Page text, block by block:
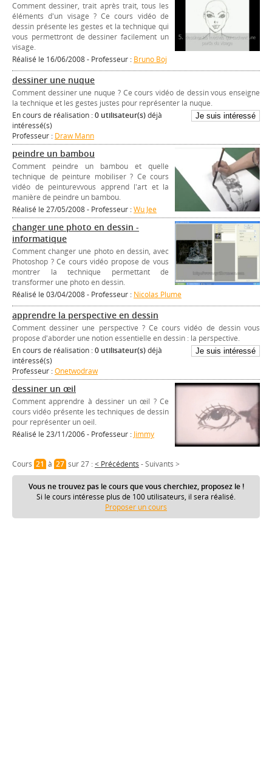
Comment dessiner, trait après trait, tous les
éléments d'un visage ? Ce cours vidéo de
dessin présente les gestes et la technique qui
vous permettront de dessiner facilement un
visage.
Réalisé le 16/06/2008 - Professeur : Bruno Boj
dessiner une nuque
Comment dessiner une nuque ? Ce cours vidéo de dessin vous enseigne
la technique et les gestes justes pour représenter la nuque.
En cours de réalisation :0 utilisateur(s)déjà
intéressé(s)
Professeur : Draw Mann
peindre un bambou
Comment peindre un bambou et quelle
technique de peinture mobiliser ? Ce cours
vidéo de peinturevvous apprend l'art et la
manière de peindre un bambou.
Réalisé le 27/05/2008 - Professeur :Wu Jee
changer une photo en dessin -
informatique
Comment changer une photo en dessin, avec
Photoshop ? Ce cours vidéo propose de vous
montrer la technique permettant de
transformer une photo en dessin.
Réalisé le 03/04/2008 - Professeur : Nicolas Plume
apprendre la perspective en dessin
Comment dessiner une perspective ? Ce cours vidéo de dessin vous
propose d'aborder une notion essentielle en dessin : la perspective.
En cours de réalisation :0 utilisateur(s)déjà
intéressé(s)
Professeur :Onetwodraw
dessiner un œil
Comment apprendre à dessiner un œil ? Ce
cours vidéo présente les techniques de dessin
pour représenter un oeil.
Réalisé le 23/11/2006 - Professeur : Jimmy
Cours 21à 27sur 27 :< Précédents -Suivants >
Vous ne trouvez pas le cours que vous cherchiez, proposez le !
Si le cours intéresse plus de 100 utilisateurs, il sera réalisé.
Proposer un cours